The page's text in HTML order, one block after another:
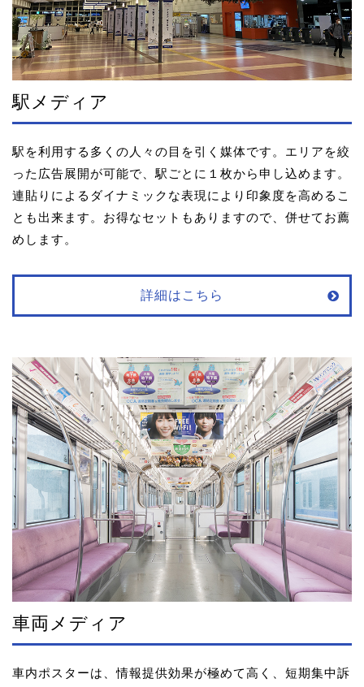
駅メディア
駅を利用する多くの人々の目を引く媒体です。エリアを絞
った広告展開が可能で、駅ごとに１枚から申し込めます。
連貼りによるダイナミックな表現により印象度を高めるこ
とも出来ます。お得なセットもありますので、併せてお薦
めします。
詳細はこちら
車両メディア
車内ポスターは、情報提供効果が極めて高く、短期集中訴